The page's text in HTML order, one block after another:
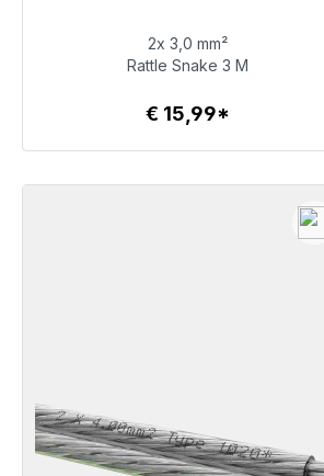
€ 15,99
Details
2x 3,0 mm²
Rattle Snake 3 M
€ 15,99*